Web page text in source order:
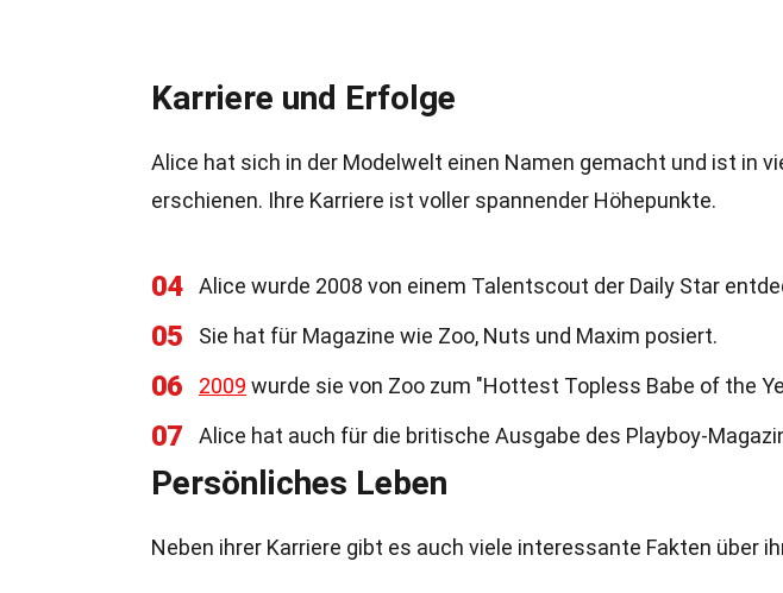
Karriere und Erfolge
Alice hat sich in der Modelwelt einen Namen gemacht und ist in
erschienen. Ihre Karriere ist voller spannender Höhepunkte.
04 Alice wurde 2008 von einem Talentscout der Daily Star
05 Sie hat für Magazine wie Zoo, Nuts und Maxim posiert.
06 2009 wurde sie von Zoo zum "Hottest Topless Babe of the
07 Alice hat auch für die britische Ausgabe des Playboy-
Persönliches Leben
Neben ihrer Karriere gibt es auch viele interessante Fakten über